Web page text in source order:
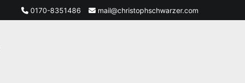
0170-8351486 mail@christophschwarzer.com